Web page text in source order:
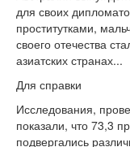
для своих
проститутками,
своего отечества
азиатских странах...
Для справки
Исследования,
показали, что 73,3
подвергались